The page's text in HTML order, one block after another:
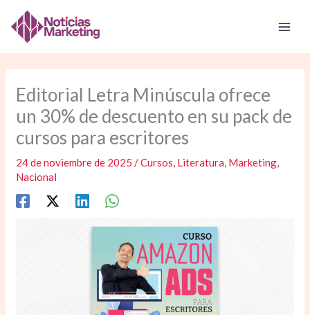
contenido
Editorial Letra Minúscula ofrece
un 30% de descuento en su pack de
cursos para escritores
24 de noviembre de 2025/Cursos, Literatura, Marketing,
Nacional